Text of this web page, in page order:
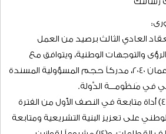
السامية التاسع من
دور الانعقـــاد العادي
الثالث (2025_2026) من الفتــرة